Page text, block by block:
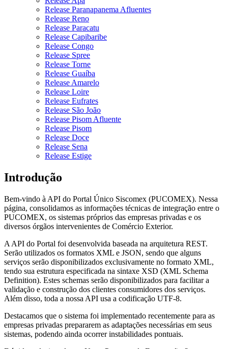
Release Paranapanema Afluentes
Release Reno
Release Paracatu
Release Capibaribe
Release Congo
Release Spree
Release Torne
Release Guaíba
Release Amarelo
Release Loire
Release Eufrates
Release São João
Release Pisom Afluente
Release Pisom
Release Doce
Release Sena
Release Estige
Introdução
Bem-vindo à API do Portal Único Siscomex (PUCOMEX). Nessa
página, consolidamos as informações técnicas de integração entre o
PUCOMEX, os sistemas próprios das empresas privadas e os
diversos órgãos intervenientes de Comércio Exterior.
A API do Portal foi desenvolvida baseada na arquitetura REST.
Serão utilizados os formatos XML e JSON, sendo que alguns
serviços serão disponibilizados exclusivamente no formato XML,
tendo sua estrutura especificada na sintaxe XSD (XML Schema
Definition). Estes schemas serão disponibilizados para facilitar a
validação e construção dos clientes consumidores dos serviços.
Além disso, toda a nossa API usa a codificação UTF-8.
Destacamos que o sistema foi implementado recentemente para as
empresas privadas prepararem as adaptações necessárias em seus
sistemas, podendo ainda ocorrer instabilidades pontuais.